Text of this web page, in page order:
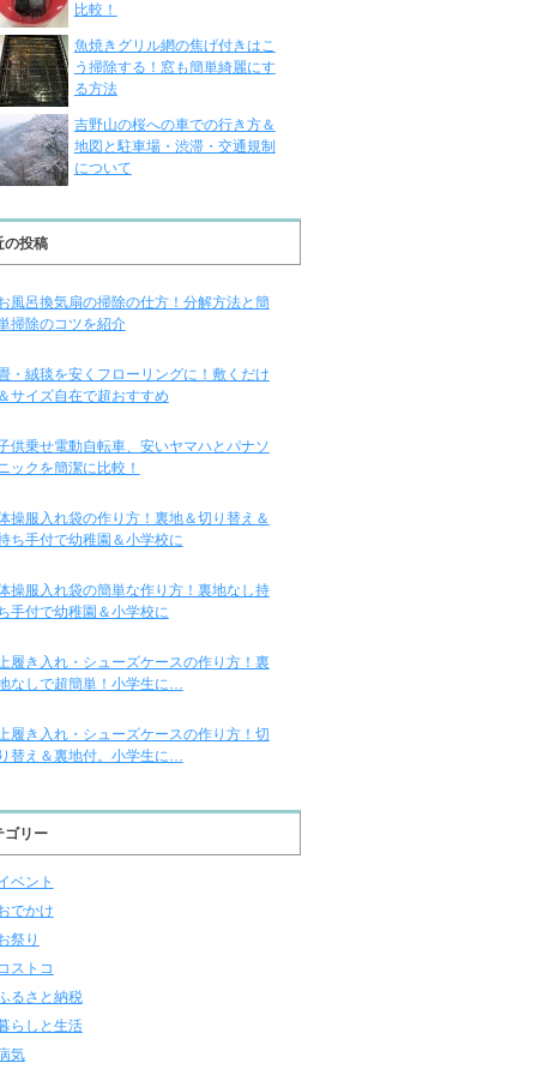
比較！
魚焼きグリル網の焦げ付きはこ
う掃除する！窓も簡単綺麗にす
る方法
吉野山の桜への車での行き方＆
地図と駐車場・渋滞・交通規制
について
の投稿
風呂換気扇の掃除の仕方！分解方法と簡
掃除のコツを紹介
・絨毯を安くフローリングに！敷くだけ
サイズ自在で超おすすめ
供乗せ電動自転車、安いヤマハとパナソ
ックを簡潔に比較！
操服入れ袋の作り方！裏地＆切り替え＆
ち手付で幼稚園＆小学校に
操服入れ袋の簡単な作り方！裏地なし持
手付で幼稚園＆小学校に
履き入れ・シューズケースの作り方！裏
なしで超簡単！小学生に…
履き入れ・シューズケースの作り方！切
替え＆裏地付。小学生に…
ゴリー
ベント
でかけ
祭り
ストコ
るさと納税
らしと生活
気